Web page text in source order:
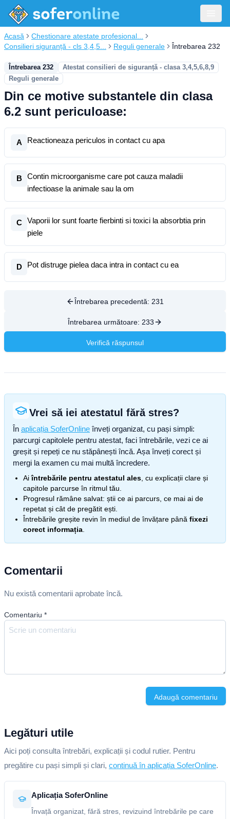
Acasă
Chestionare atestate profesional...
Consilieri siguranță - cls 3,4,5...
Reguli generale Întrebarea 232
Întrebarea 232
Atestat consilieri de siguranță - clasa 3,4,5,6,8,9
Reguli generale
Din ce motive substantele din clasa
6.2 sunt periculoase:
A Reactioneaza periculos in contact cu apa
B
Contin microorganisme care pot cauza maladii
infectioase la animale sau la om
C
Vaporii lor sunt foarte fierbinti si toxici la absorbtia prin
piele
D Pot distruge pielea daca intra in contact cu ea
Întrebarea precedentă: 231
Întrebarea următoare: 233
Verifică răspunsul
Vrei să iei atestatul fără stres?
În aplicația SoferOnline înveți organizat, cu pași simpli:
parcurgi capitolele pentru atestat, faci întrebările, vezi ce ai
greșit și repeți ce nu stăpânești încă. Așa înveți corect și
mergi la examen cu mai multă încredere.
Aiîntrebările pentru atestatul ales , cu explicații clare și
capitole parcurse în ritmul tău.
Progresul rămâne salvat: știi ce ai parcurs, ce mai ai de
repetat și cât de pregătit ești.
Întrebările greșite revin în mediul de învățare până fixezi
corect informația
Comentarii
Nu există comentarii aprobate încă.
Comentariu *
Adaugă comentariu
Legături utile
Aici poți consulta întrebări, explicații și codul rutier. Pentru
pregătire cu pași simpli și clari, continuă în aplicația SoferOnline.
Aplicația SoferOnline
Învață organizat, fără stres, revizuind întrebările pe care